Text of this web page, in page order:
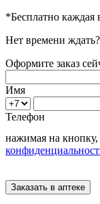
*Бесплатно каждая
Нет времени ждать?
Оформите заказ
Имя
Телефон
нажимая на